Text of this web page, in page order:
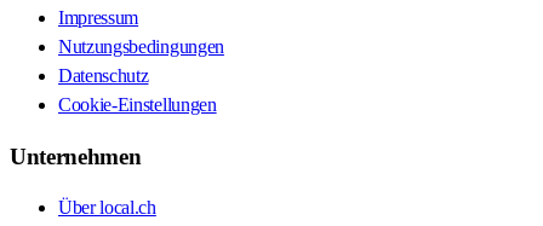
Impressum
Nutzungsbedingungen
Datenschutz
Cookie-Einstellungen
Unternehmen
Über local.ch